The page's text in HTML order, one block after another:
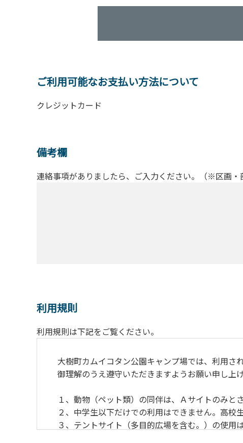
ご利用可能なお支払い方法について
クレジットカード
備考欄
連絡事項がありましたら、ご入力ください。（※区画・
利用規則
利用規則は下記をご覧ください。
大樹町カムイコタン公園キャンプ場では、利用さ
御理解のうえ遵守いただきますようお願い申し上げ
１、動物（ペット類）の同伴は、Ａサイトのみと
２、中学生以下だけでの利用はできません。高校
３、テントサイト（多目的広場を含む。）の使